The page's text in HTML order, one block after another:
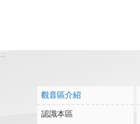
:::
觀音區介紹
認識本區